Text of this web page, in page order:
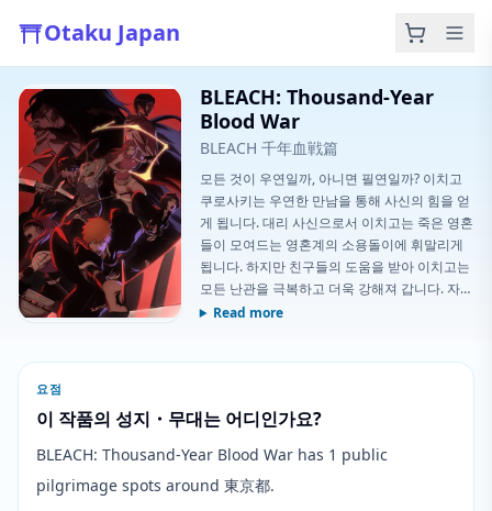
Otaku Japan
BLEACH: Thousand-Year
Blood War
BLEACH 千年血戦篇
모든 것이 우연일까, 아니면 필연일까? 이치고
쿠로사키는 우연한 만남을 통해 사신의 힘을 얻
게 됩니다. 대리 사신으로서 이치고는 죽은 영혼
들이 모여드는 영혼계의 소용돌이에 휘말리게
됩니다. 하지만 친구들의 도움을 받아 이치고는
모든 난관을 극복하고 더욱 강해져 갑니다. 자신
의 고향 카라쿠라에 새로운 사신들과 새로운 적
Read more
요점
이 작품의 성지・무대는 어디인가요?
BLEACH: Thousand-Year Blood War has 1 public
pilgrimage spots around 東京都.